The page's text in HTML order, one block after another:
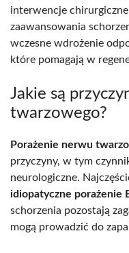
interwencje
zaawansowania
wczesne wdrożenie
które pomagają w
Jakie są
twarzowego?
Porażenie nerwu
przyczyny, w tym
neurologiczne.
idiopatyczne porażenie
schorzenia pozostają
mogą prowadzić do